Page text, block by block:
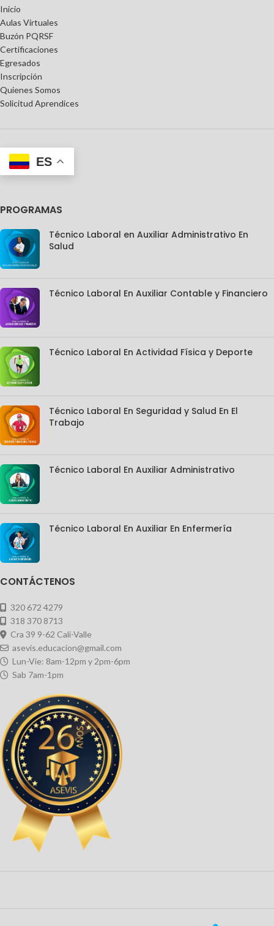
Inicio
Aulas Virtuales
Buzón PQRSF
Certificaciones
Egresados
Inscripción
Quienes Somos
Solicitud Aprendices
ES
PROGRAMAS
Técnico Laboral en Auxiliar Administrativo En
Salud
Técnico Laboral En Auxiliar Contable y Financiero
Técnico Laboral En Actividad Física y Deporte
Técnico Laboral En Seguridad y Salud En El
Trabajo
Técnico Laboral En Auxiliar Administrativo
Técnico Laboral En Auxiliar En Enfermería
CONTÁCTENOS
320 672 4279
318 370 8713
Cra 39 9-62 Cali-Valle
asevis.educacion@gmail.com
Lun-Vie: 8am-12pm y 2pm-6pm
Sab 7am-1pm